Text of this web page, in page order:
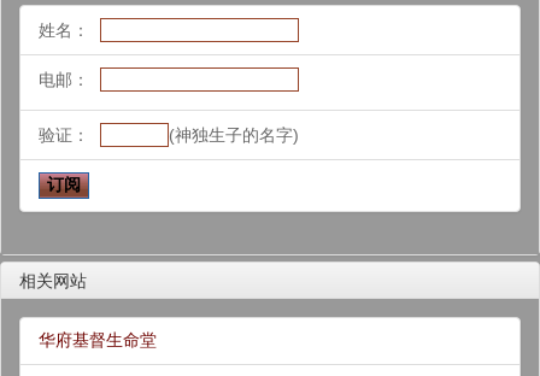
姓名：
电邮：
验证： (神独生子的名字)
相关网站
华府基督生命堂